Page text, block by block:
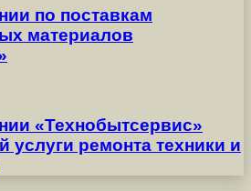
по поставкам
материалов
«Технобытсервис»
ремонта техники и